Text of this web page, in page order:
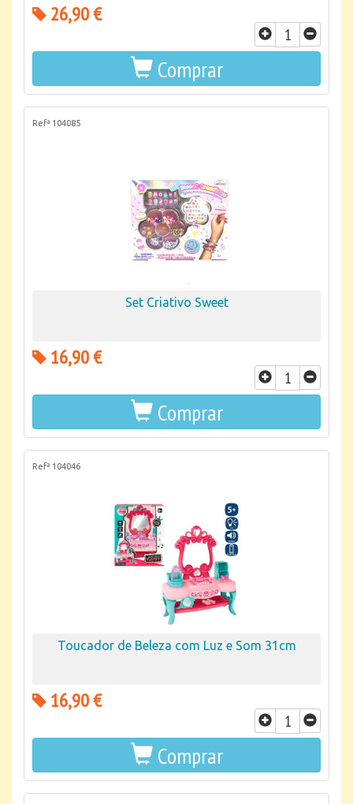
26,90 €
Comprar
Refª 104085
Set Criativo Sweet
16,90 €
Comprar
Refª 104046
Toucador de Beleza com Luz e Som 31cm
16,90 €
Comprar